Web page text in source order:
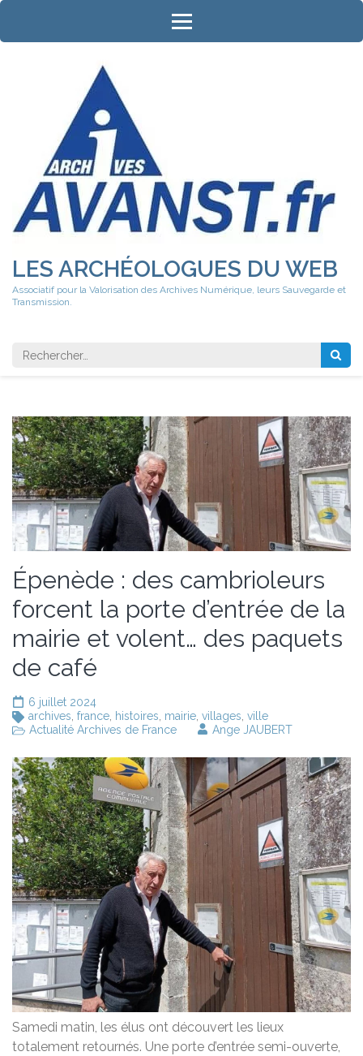
Aller
contenu
LES ARCHÉOLOGUES DU WEB
Associatif pour la Valorisation des Archives Numérique, leurs Sauvegarde et
Transmission.
Rechercher
Épenède : des cambrioleurs
forcent la porte d’entrée de la
mairie et volent… des paquets
de café
6 juillet 2024
archives france histoires mairie villages ville
Actualité Archives de France
Ange JAUBERT
Samedi matin, les élus ont découvert les lieux
totalement retournés. Une porte d’entrée semi-ouverte,